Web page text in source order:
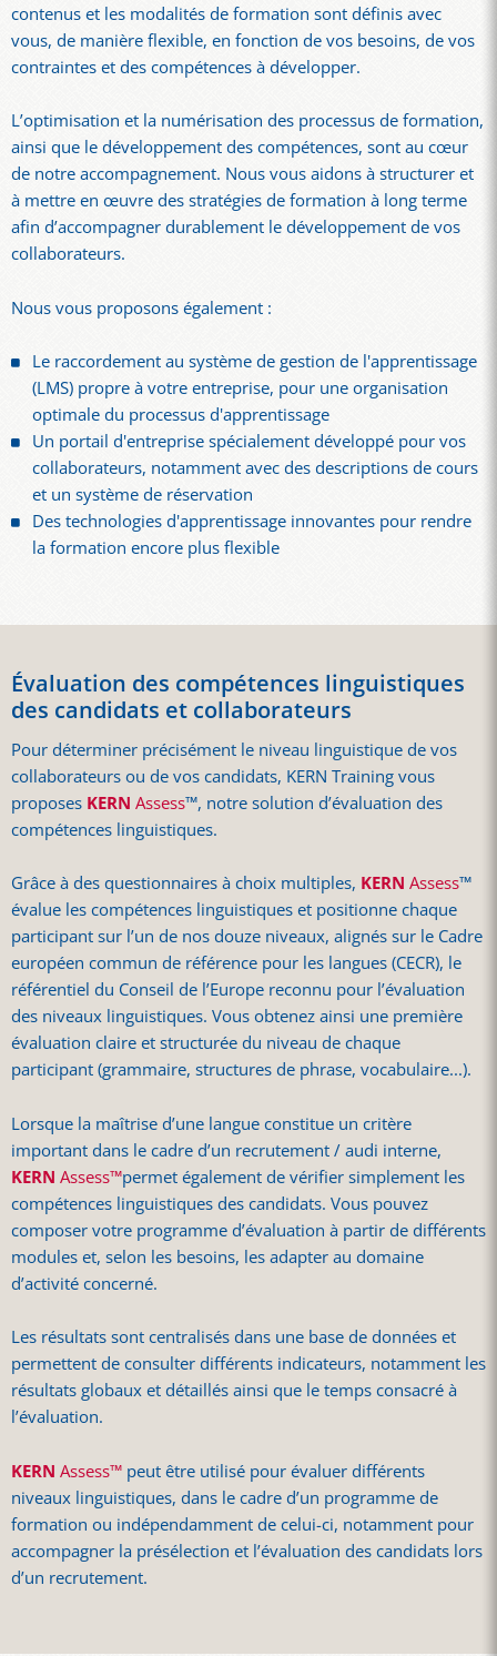
contenus et les modalités de formation sont définis avec
vous, de manière flexible, en fonction de vos besoins, de vos
contraintes et des compétences à développer.
L’optimisation et la numérisation des processus de formation,
ainsi que le développement des compétences, sont au cœur
de notre accompagnement. Nous vous aidons à structurer et
à mettre en œuvre des stratégies de formation à long terme
afin d’accompagner durablement le développement de vos
collaborateurs.
Nous vous proposons également :
Le raccordement au système de gestion de l'apprentissage
(LMS) propre à votre entreprise, pour une organisation
optimale du processus d'apprentissage
Un portail d'entreprise spécialement développé pour vos
collaborateurs, notamment avec des descriptions de cours
et un système de réservation
Des technologies d'apprentissage innovantes pour rendre
la formation encore plus flexible
Évaluation des compétences linguistiques
des candidats et collaborateurs
Pour déterminer précisément le niveau linguistique de vos
collaborateurs ou de vos candidats, KERN Training vous
proposes KERN Assess™, notre solution d’évaluation des
compétences linguistiques.
Grâce à des questionnaires à choix multiples, KERN Assess™
évalue les compétences linguistiques et positionne chaque
participant sur l’un de nos douze niveaux, alignés sur le Cadre
européen commun de référence pour les langues (CECR), le
référentiel du Conseil de l’Europe reconnu pour l’évaluation
des niveaux linguistiques. Vous obtenez ainsi une première
évaluation claire et structurée du niveau de chaque
participant (grammaire, structures de phrase, vocabulaire...).
Lorsque la maîtrise d’une langue constitue un critère
important dans le cadre d’un recrutement / audi interne,
KERN Assess™permet également de vérifier simplement les
compétences linguistiques des candidats. Vous pouvez
composer votre programme d’évaluation à partir de différents
modules et, selon les besoins, les adapter au domaine
d’activité concerné.
Les résultats sont centralisés dans une base de données et
permettent de consulter différents indicateurs, notamment les
résultats globaux et détaillés ainsi que le temps consacré à
l’évaluation.
KERN Assess™ peut être utilisé pour évaluer différents
niveaux linguistiques, dans le cadre d’un programme de
formation ou indépendamment de celui-ci, notamment pour
accompagner la présélection et l’évaluation des candidats lors
d’un recrutement.